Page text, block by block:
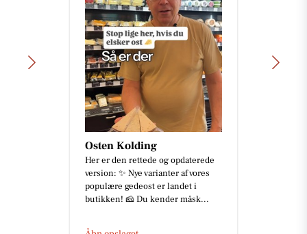
Osten Kolding
Her er den rettede og opdaterede
version: ✨ Nye varianter af vores
populære gedeost er landet i
butikken! 🧀 Du kender måsk...